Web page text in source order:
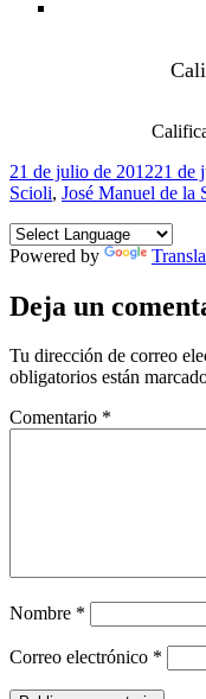
Publicado
el
21 de julio de 201221 de
Scioli, José Manuel de la
Powered by
Deja un
Tu dirección de correo
obligatorios están
Comentario *
Nombre *
Correo electrónico *